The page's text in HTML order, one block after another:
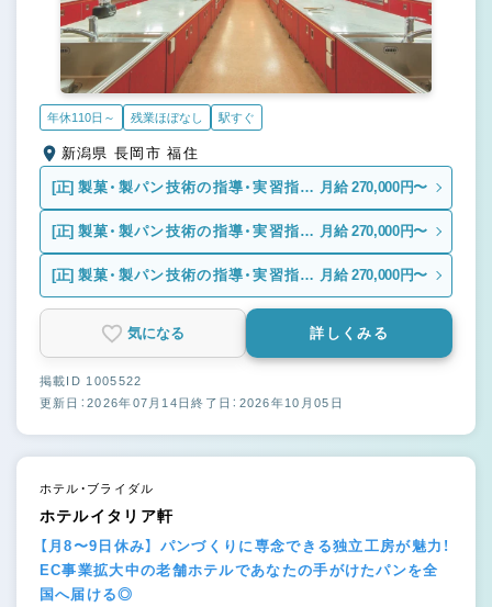
年休110日～ 残業ほぼなし 駅すぐ
新潟県 長岡市 福住
[正] 製菓・製パン技術の指導・実習指導
者
月給 270,000円〜
[正] 製菓・製パン技術の指導・実習指導
者
月給 270,000円〜
[正] 製菓・製パン技術の指導・実習指導
者
月給 270,000円〜
気になる 詳しくみる
掲載ID 1005522
更新日：2026年07月14日終了日：2026年10月05日
ホテル・ブライダル
ホテルイタリア軒
【月8〜9日休み】 パンづくりに専念できる独立工房が魅力！
EC事業拡大中の老舗ホテルであなたの手がけたパンを全
国へ届ける◎